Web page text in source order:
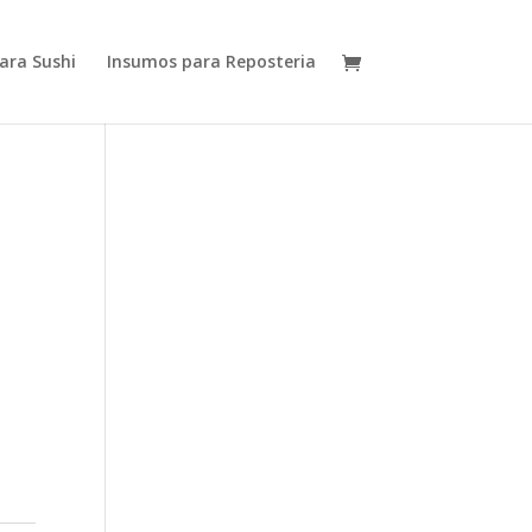
Sushi Insumos para Reposteria